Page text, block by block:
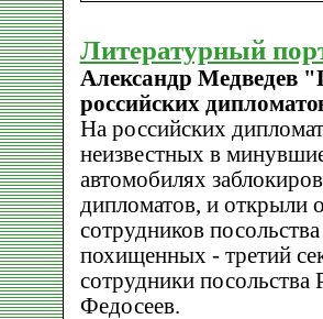
Литературный
Александр Медведев
российских
На российских
неизвестных в
автомобилях
дипломатов, и открыли
сотрудников
похищенных - третий
сотрудники
Федосеев.